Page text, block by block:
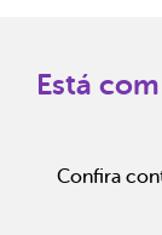
Está
Confira